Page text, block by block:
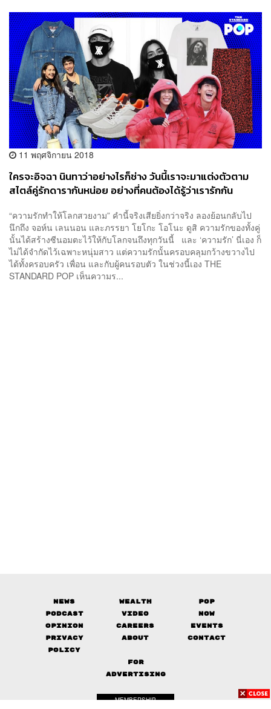
11 พฤศจิกายน 2018
ใครจะอิจฉา นินทาว่าอย่างไรก็ช่าง วันนี้เราจะมาแต่งตัวตาม
สไตล์คู่รักดารากันหน่อย อย่างที่คนต้องได้รู้ว่าเรารักกัน
“ความรักทำให้โลกสวยงาม” คำนี้จริงเสียยิ่งกว่าจริง ลองย้อนกลับไป
นึกถึง จอห์น เลนนอน และภรรยา โยโกะ โอโนะ ดูสิ ความรักของทั้งคู่
นั้นได้สร้างซีนอมตะไว้ให้กับโลกจนถึงทุกวันนี้ และ ‘ความรัก’ นี่เอง ก็
ไม่ได้จำกัดไว้เฉพาะหนุ่มสาว แต่ความรักนั้นครอบคลุมกว้างขวางไป
ได้ทั้งครอบครัว เพื่อน และกับผู้คนรอบตัว ในช่วงนี้เอง THE
STANDARD POP เห็นความร...
News Wealth
Pop
Podcast
Video
Now
Opinion
Careers
Events
Privacy
Policy
About Contact
FOR
ADVERTISING
MEMBERSHIP